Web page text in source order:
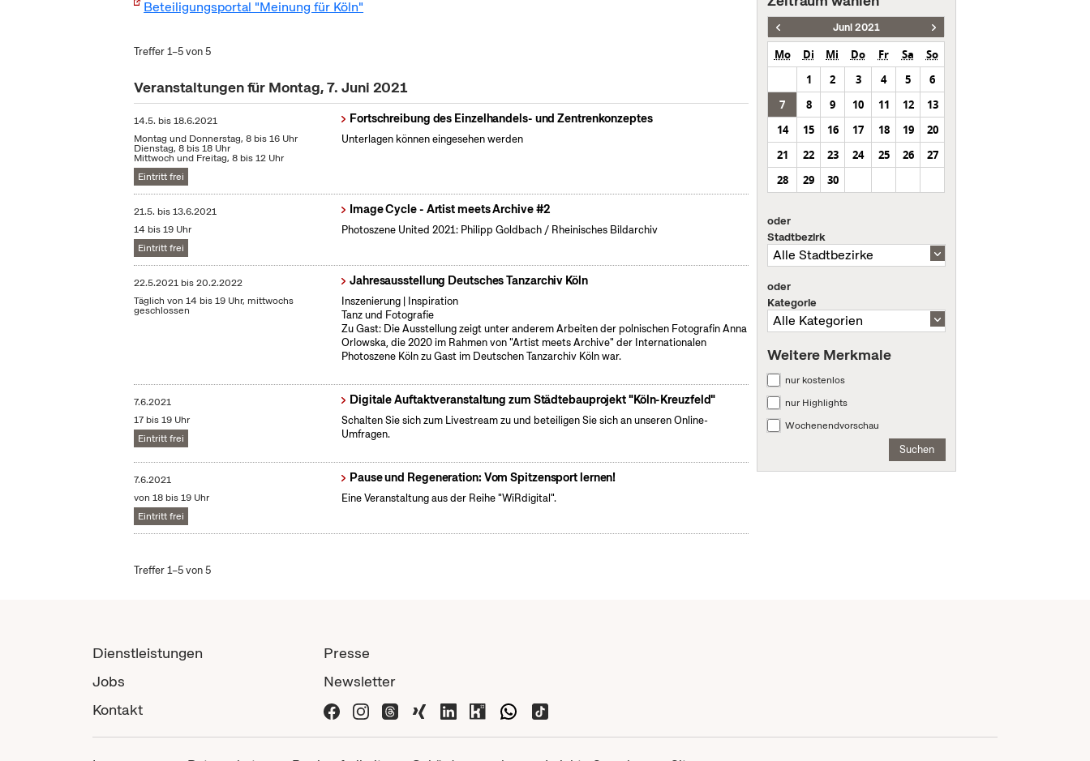
Beteiligungsportal "Meinung für Köln"
Treffer 1–5 von 5
Veranstaltungen für Montag, 7. Juni 2021
14.5. bis18.6.2021
Montag und Donnerstag, 8 bis 16 Uhr
Dienstag, 8 bis 18 Uhr
Mittwoch und Freitag, 8 bis 12 Uhr
Eintritt frei
Fortschreibung des Einzelhandels- und Zentrenkonzeptes
Unterlagen können eingesehen werden
21.5. bis13.6.2021
14 bis 19 Uhr
Eintritt frei
Image Cycle - Artist meets Archive #2
Photoszene United 2021: Philipp Goldbach / Rheinisches Bildarchiv
22.5.2021 bis20.2.2022
Täglich von 14 bis 19 Uhr, mittwochs
geschlossen
Jahresausstellung Deutsches Tanzarchiv Köln
Inszenierung | Inspiration
Tanz und Fotografie
Zu Gast: Die Ausstellung zeigt unter anderem Arbeiten der polnischen Fotografin Anna
Orlowska, die 2020 im Rahmen von "Artist meets Archive" der Internationalen
Photoszene Köln zu Gast im Deutschen Tanzarchiv Köln war.
7.6.2021
17 bis 19 Uhr
Eintritt frei
Digitale Auftaktveranstaltung zum Städtebauprojekt "Köln-Kreuzfeld"
Schalten Sie sich zum Livestream zu und beteiligen Sie sich an unseren Online-
Umfragen.
7.6.2021
von 18 bis 19 Uhr
Eintritt frei
Pause und Regeneration: Vom Spitzensport lernen!
Eine Veranstaltung aus der Reihe "WiRdigital".
Treffer 1–5 von 5
Juni 2021
Mo Di Mi Do Fr Sa
So
1
2 3 4 5
6
7
8 9 10 11 12
13
14
15 16 17 18 19
20
21
22 23 24 25 26
27
28
29 30
oder
Stadtbezirk
oder
Kategorie
Weitere Merkmale
nur kostenlos
nur Highlights
Wochenendvorschau
Suchen
Dienstleistungen
Jobs
Kontakt
Presse
Newsletter